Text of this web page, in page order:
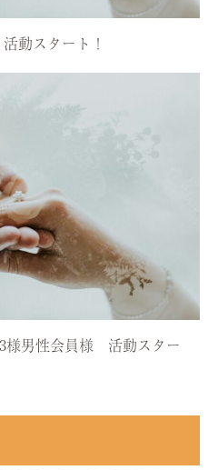
動スタート！
男性会員様 活動スター